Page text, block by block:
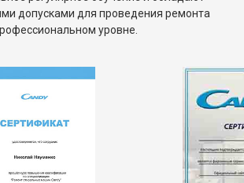
допусками для проведения ремонта
уровне.